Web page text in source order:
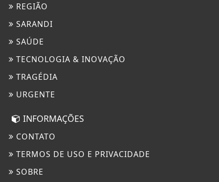
REGIÃO
SARANDI
SAÚDE
TECNOLOGIA & INOVAÇÃO
TRAGÉDIA
URGENTE
INFORMAÇÕES
CONTATO
TERMOS DE USO E PRIVACIDADE
SOBRE